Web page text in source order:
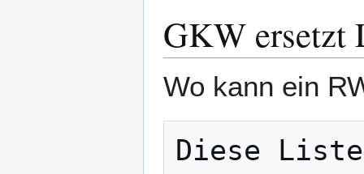
GKW ersetzt
Wo kann ein